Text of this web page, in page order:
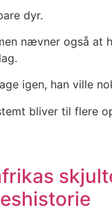
dyr.
nævner også at
igen, han ville
bliver til flere